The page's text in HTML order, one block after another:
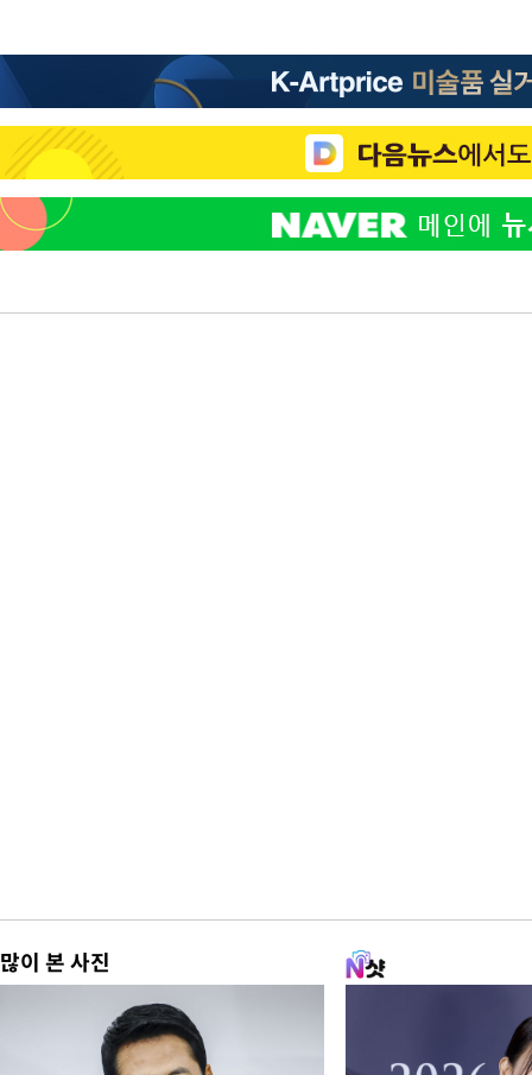
많이 본 사진